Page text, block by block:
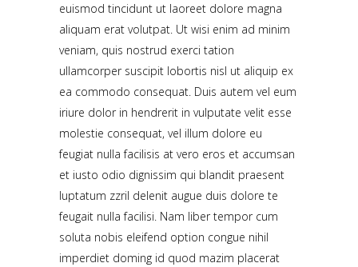
euismod tincidunt ut laoreet dolore magna
aliquam erat volutpat. Ut wisi enim ad minim
veniam, quis nostrud exerci tation
ullamcorper suscipit lobortis nisl ut aliquip ex
ea commodo consequat. Duis autem vel eum
iriure dolor in hendrerit in vulputate velit esse
molestie consequat, vel illum dolore eu
feugiat nulla facilisis at vero eros et accumsan
et iusto odio dignissim qui blandit praesent
luptatum zzril delenit augue duis dolore te
feugait nulla facilisi. Nam liber tempor cum
soluta nobis eleifend option congue nihil
imperdiet doming id quod mazim placerat